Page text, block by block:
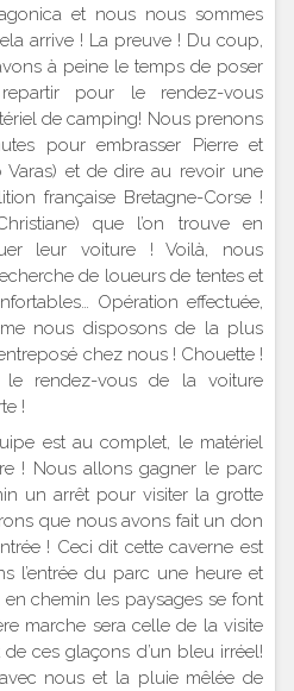
et nous nous sommes
arrive ! La preuve ! Du coup,
à peine le temps de poser
pour le rendez-vous
de camping! Nous prenons
pour embrasser Pierre et
Varas) et de dire au revoir une
française Bretagne-Corse !
que l’on trouve en
leur voiture ! Voilà, nous
de loueurs de tentes et
Opération effectuée,
nous disposons de la plus
chez nous ! Chouette !
rendez-vous de la voiture
!
est au complet, le matériel
! Nous allons gagner le parc
un arrêt pour visiter la grotte
que nous avons fait un don
! Ceci dit cette caverne est
l’entrée du parc une heure et
chemin les paysages se font
marche sera celle de la visite
ces glaçons d’un bleu irréel!
nous et la pluie mêlée de